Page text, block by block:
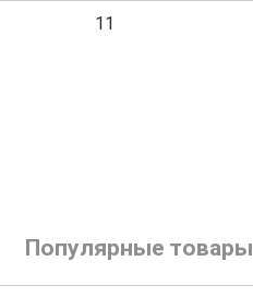
11
Популярные товары